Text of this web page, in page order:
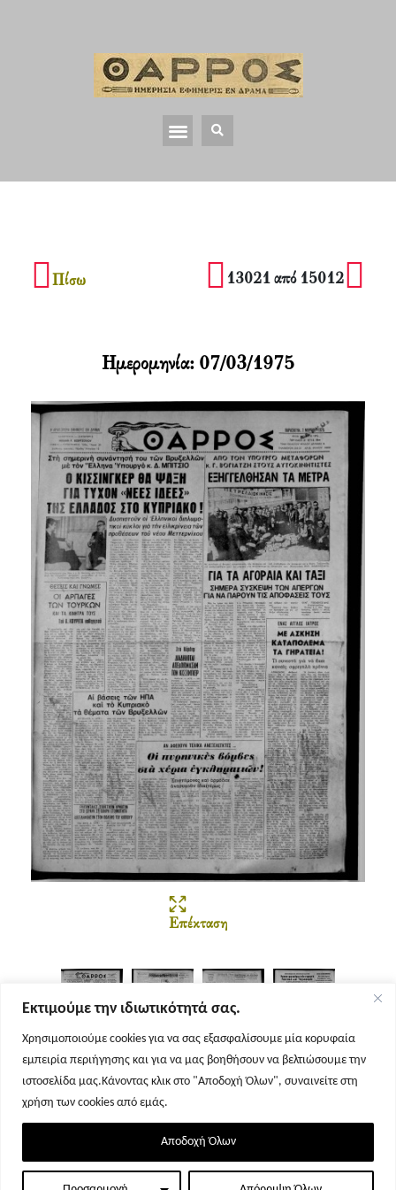
Εκτιμούμε την ιδιωτικότητά σας.
Χρησιμοποιούμε cookies για να σας εξασφαλίσουμε μία κορυφαία
εμπειρία περιήγησης και για να μας βοηθήσουν να βελτιώσουμε την
ιστοσελίδα μας.Κάνοντας κλικ στο "Αποδοχή Όλων", συναινείτε στη
χρήση των cookies από εμάς.
Αποδοχή Όλων
Πίσω 13021 από 15012
Επέκταση
Σελίδα 1 Σελίδα 2 Σελίδα 3 Σελίδα 4
Ημερομηνία: 07/03/1975